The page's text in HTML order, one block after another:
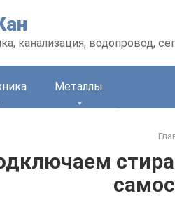
канализация, водопровод,
Металлы